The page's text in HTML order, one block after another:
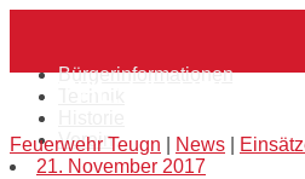
content
Bürgerinformationen
Verein
27. THL: VU KEH17
Feuerwehr Teugn News
21. November 2017